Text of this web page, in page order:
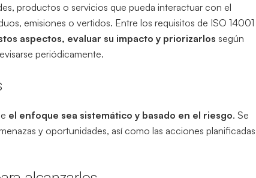
productos o servicios que pueda interactuar con el
emisiones o vertidos. Entre los requisitos de ISO 14001
aspectos, evaluar su impacto y priorizarlos según
periódicamente.
el enfoque sea sistemático y basado en el riesgo. Se
y oportunidades, así como las acciones planificadas